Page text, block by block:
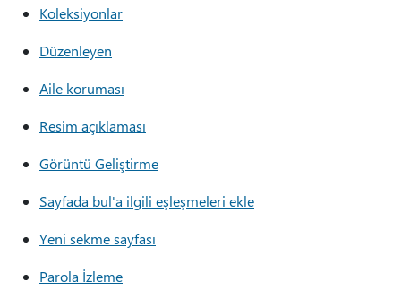
Koleksiyonlar
Düzenleyen
Aile koruması
Resim açıklaması
Görüntü Geliştirme
Sayfada bul'a ilgili eşleşmeleri ekle
Yeni sekme sayfası
Parola İzleme